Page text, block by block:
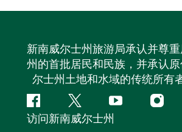
新南威尔士州旅游局承认并尊
州的首批居民和民族，并承认
尔士州土地和水域的传统所有
Facebook叽
叽
YouTube
访问新南威尔士州